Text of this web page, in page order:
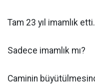
Tam 23 yıl imamlık etti.
Sadece imamlık mı?
Caminin